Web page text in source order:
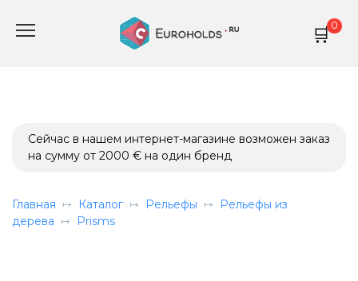
0
Сейчас в нашем интернет-магазине возможен заказ
на сумму от 2000 € на один бренд
Главная Каталог Рельефы
Рельефы из
дерева
Prisms